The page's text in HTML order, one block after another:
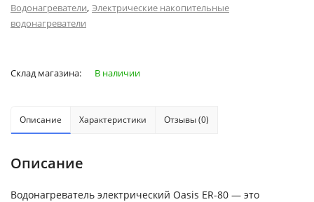
Водонагреватели, Электрические накопительные
водонагреватели
Склад магазина: В наличии
Описание Характеристики Отзывы (0)
Описание
Водонагреватель электрический Oasis ER-80 — это